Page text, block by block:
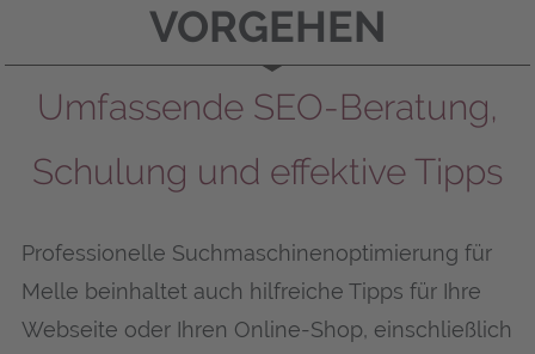
VORGEHEN
Umfassende SEO-Beratung,
Schulung und effektive Tipps
Professionelle Suchmaschinenoptimierung für
Mel­le beinhaltet auch hilfreiche Tipps für Ihre
Webseite oder Ihren Online-Shop, einschließlich